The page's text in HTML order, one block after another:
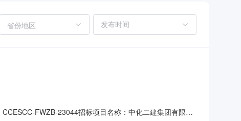
省份地区
FWZB-23044招标项目名称：中化二建集团有限公